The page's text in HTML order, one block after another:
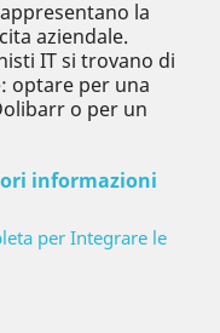
la
aziendale.
IT si trovano di
optare per una
o per un
informazioni
per Integrare le